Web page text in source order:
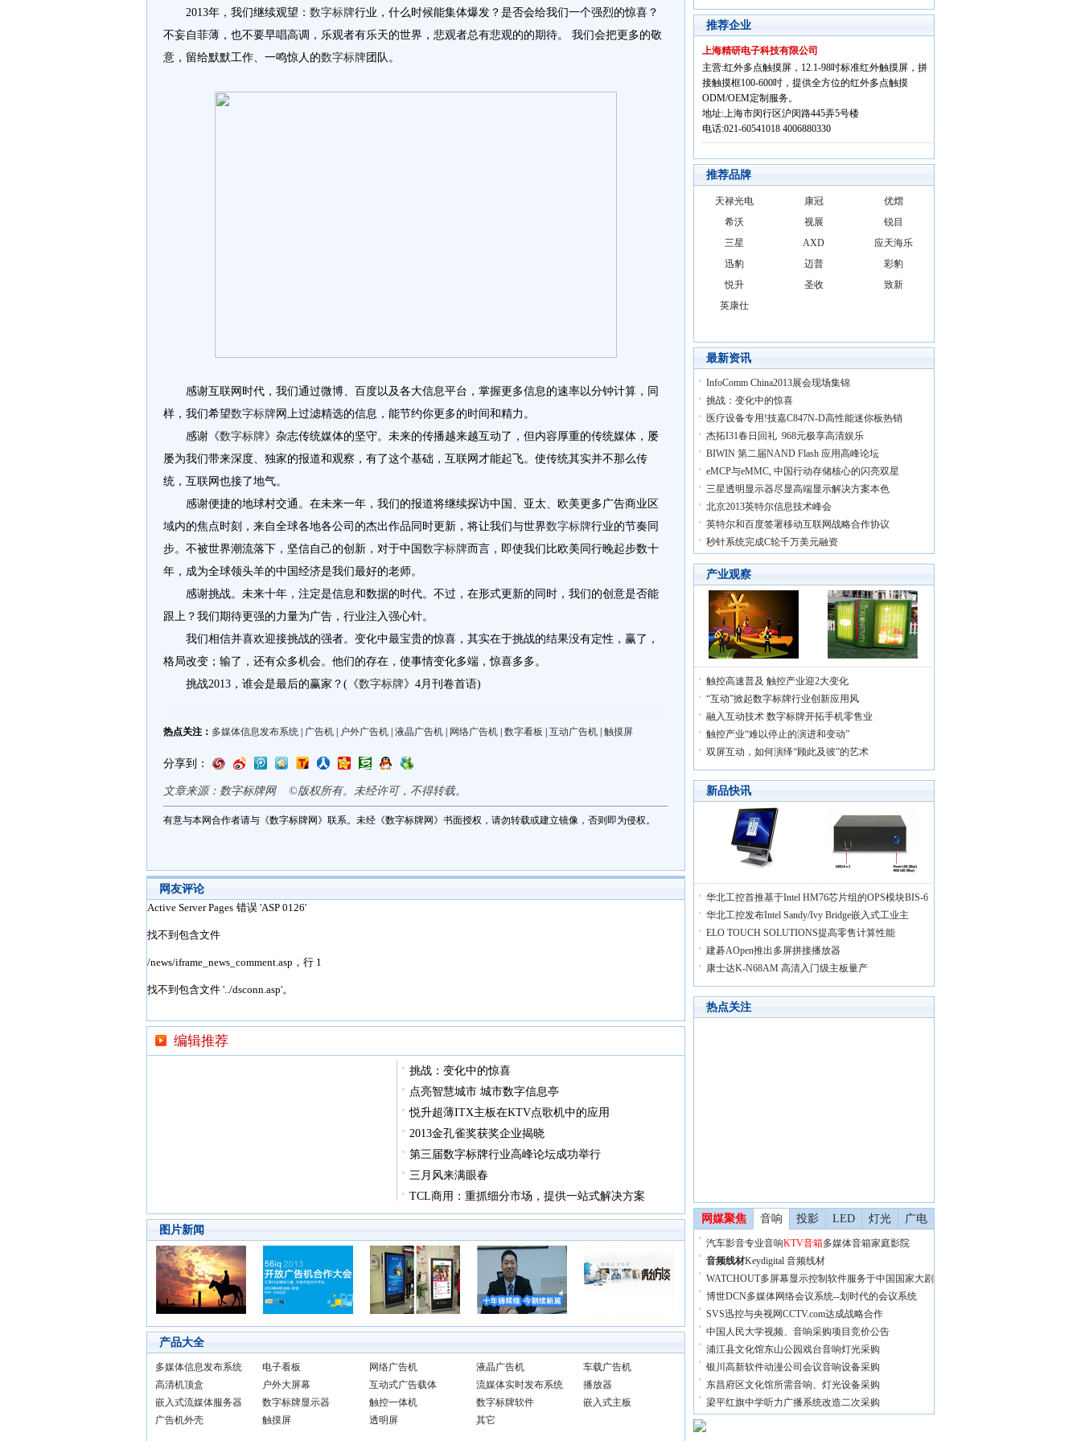
2013年，我们继续观望： 数字标牌行业 ，什么时候能集体爆发？是否会给我们一个强烈的惊喜？
不妄自菲薄，也不要早唱高调，乐观者有乐天的世界，悲观者总有悲观的的期待。
我们会把更多的敬
意，留给默默工作、一鸣惊人的数字标牌团队。
感谢互联网时代，我们通过微博、百度以及各大信息平台，掌握更多信息的速率以分钟计算，同
样，我们希望数字标牌网 上过滤精选的信息，能节约你更多的时间和精力。
感谢 《数字标牌》杂志传统媒体的坚守。未来的传播越来越互动了，但内容厚重的传统媒体，屡
屡为我们带来深度、独家的报道和观察，有了这个基础，互联网才能起飞。使传统其实并不那么传
统，互联网也接了地气。
感谢便捷的地球村交通。在未来一年，我们的报道将继续探访中国、亚太、欧美更多广告商业 区
域内的焦点时刻，来自全球各地各公司的杰出作品同时更新，将让我们与世界数字标牌行业的节奏同
步。不被世界潮流落下，坚信自己的创新，对于中国 数字标牌而言，即使我们比欧美同行晚起步数十
年，成为全球领头羊的中国经济是我们最好的老师。
感谢挑战。未来十年，注定是信息和数据的时代。不过，在形式更新的同时，我们的创意是否能
跟上？ 我们期待更强的力量为广告 ， 行业注入强心针。
我们相信并喜欢迎接挑战的强者。变化中最宝贵的惊喜，其实在于挑战的结果没有定性，赢了，
格局改变；输了，还有众多机会。他们的存在，使事情变化多端，惊喜多多。
挑战2013 ，谁会是最后的赢家？ ( 《数字标牌》 4月刊卷首语)
热点关注： 多媒体信息发布系统 广告机 户外广告机 液晶广告机 网络广告机 数字看板 互动广告机 触摸屏
分享到：
文章来源：数字标牌网 ©版权所有。未经许可，不得转载。
有意与本网合作者请与《数字标牌网》联系。未经《数字标牌网》书面授权，请勿转载或建立镜像，否则即为侵权。
网友评论
编辑推荐
挑战：变化中的惊喜
点亮智慧城市 城市数字信息亭
悦升超薄ITX主板在KTV点歌机中的应用
2013金孔雀奖获奖企业揭晓
第三届数字标牌行业高峰论坛成功举行
三月风来满眼春
TCL商用：重抓细分市场，提供一站式解决方案
图片新闻
产品大全
多媒体信息发布系统 电子看板 网络广告机 液晶广告机
车载广告机
高清机顶盒
户外大屏幕 互动式广告载体 流媒体实时发布系统
播放器
嵌入式流媒体服务器
数字标牌显示器 触控一体机 数字标牌软件
嵌入式主板
广告机外壳
触摸屏 透明屏 其它
推荐企业
上海精研电子科技有限公司
主营:红外多点触摸屏，12.1-98吋标准红外触摸屏，拼
接触摸框100-600吋，提供全方位的红外多点触摸
ODM/OEM定制服务。
地址:上海市闵行区沪闵路445弄5号楼
电话:021-60541018 4006880330
推荐品牌
天禄光电 康冠
优熠
希沃
视展
锐目
三星
AXD
应天海乐
迅豹
迈普
彩豹
悦升
圣收
致新
英康仕
最新资讯
InfoComm China2013展会现场集锦
挑战：变化中的惊喜
医疗设备专用!技嘉C847N-D高性能迷你板热销
杰拓I31春日回礼 968元极享高清娱乐
BIWIN 第二届NAND Flash 应用高峰论坛
eMCP与eMMC, 中国行动存储核心的闪亮双星
三星透明显示器尽显高端显示解决方案本色
北京2013英特尔信息技术峰会
英特尔和百度签署移动互联网战略合作协议
秒针系统完成C轮千万美元融资
产业观察
触控高速普及 触控产业迎2大变化
“互动”掀起数字标牌行业创新应用风
融入互动技术 数字标牌开拓手机零售业
触控产业“难以停止的演进和变动”
双屏互动，如何演绎“顾此及彼”的艺术
新品快讯
华北工控首推基于Intel HM76芯片组的OPS模块BIS-6
华北工控发布Intel Sandy/Ivy Bridge嵌入式工业主
ELO TOUCH SOLUTIONS提高零售计算性能
建碁AOpen推出多屏拼接播放器
康士达K-N68AM 高清入门级主板量产
热点关注
网媒聚焦 音响 投影 LED 灯光 广电
汽车影音专业音响KTV音箱多媒体音箱家庭影院
音频线材Keydigital 音频线材
WATCHOUT多屏幕显示控制软件服务于中国国家大剧
博世DCN多媒体网络会议系统--划时代的会议系统
SVS迅控与央视网CCTV.com达成战略合作
中国人民大学视频、音响采购项目竞价公告
浦江县文化馆东山公园戏台音响灯光采购
银川高新软件动漫公司会议音响设备采购
东昌府区文化馆所需音响、灯光设备采购
梁平红旗中学听力广播系统改造二次采购